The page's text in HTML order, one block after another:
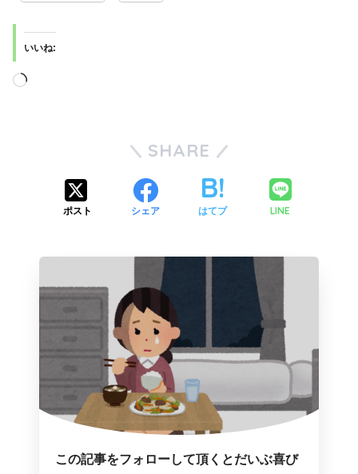
いいね:
SHARE
ポスト シェア はてブ LINE
この記事をフォローして頂くとだいぶ喜び